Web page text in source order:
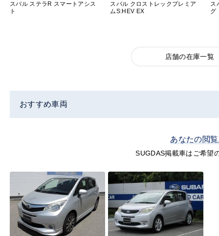
スバル ステラR スマートアシス
ト
スバル クロストレックプレミア
ムS:HEV EX
ス
グ
店舗の在庫一覧
おすすめ車両
あなたの閲
SUGDAS掲載車はご希望